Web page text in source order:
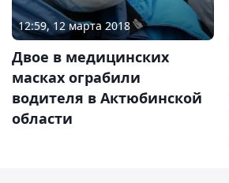
12:59, 12 марта 2018
Двое в медицинских
масках ограбили
водителя в Актюбинской
области